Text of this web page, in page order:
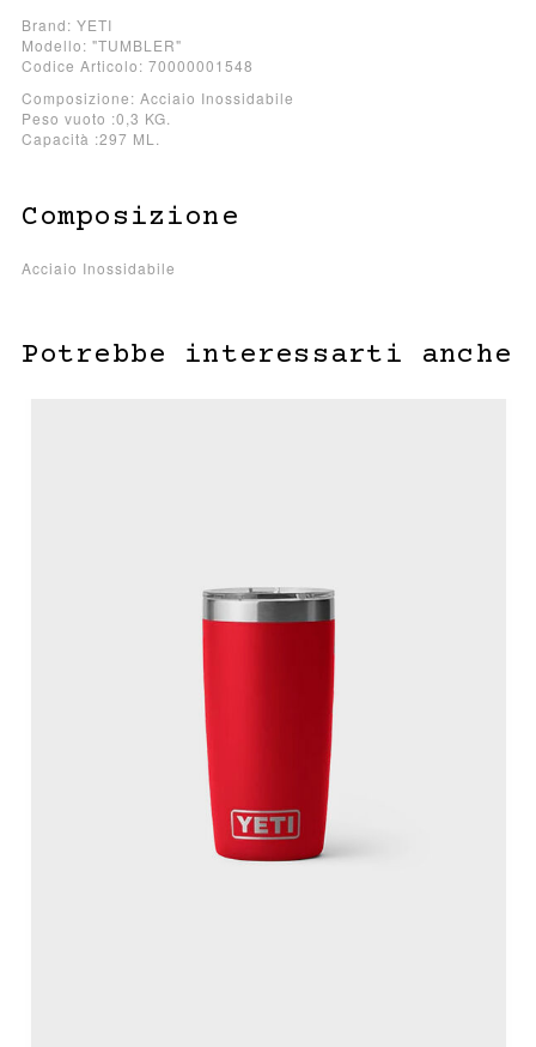
Brand: YETI
Modello: "TUMBLER"
Codice Articolo: 70000001548
Composizione: Acciaio Inossidabile
Peso vuoto :0,3 KG.
Capacità :297 ML.
Composizione
Acciaio Inossidabile
Potrebbe interessarti anche